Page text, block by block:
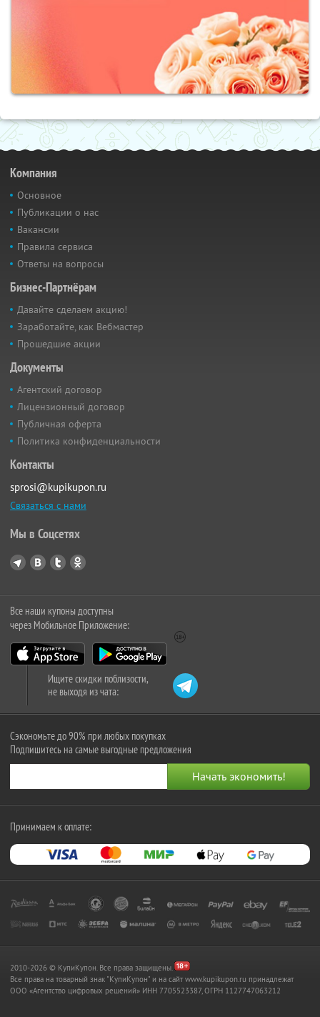
Компания
Основное
Публикации о нас
Вакансии
Правила сервиса
Ответы на вопросы
Бизнес-Партнёрам
Давайте сделаем акцию!
Заработайте, как Вебмастер
Прошедшие акции
Документы
Агентский договор
Лицензионный договор
Публичная оферта
Политика конфиденциальности
Контакты
sprosi@kupikupon.ru
Связаться с нами
Мы в Соцсетях
Все наши купоны доступны
через Мобильное Приложение:
Ищите скидки поблизости,
не выходя из чата:
Сэкономьте до 90% при любых покупках
Подпишитесь на самые выгодные предложения
Принимаем к оплате:
2010-2026 © КупиКупон. Все права защищены.
Все права на товарный знак "КупиКупон" и на сайт www.kupikupon.ru принадлежат
OOO «Агентство цифровых решений» ИНН 7705523387, ОГРН 1127747063212